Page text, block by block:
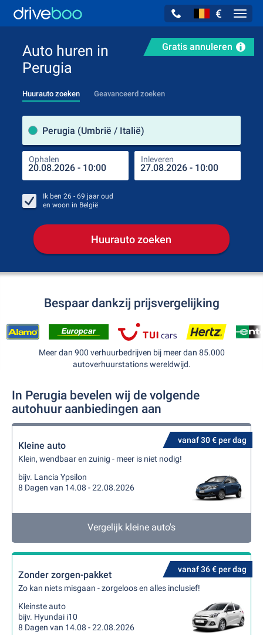
€
Gratis annuleren
Auto huren in
Perugia
Huurauto zoeken Geavanceerd zoeken
Perugia (Umbrië / Italië)
Ophalen Inleveren
Ik ben 26 - 69 jaar oud
en woon in België
Huurauto zoeken
Bespaar dankzij prijsvergelijking
Meer dan 900 verhuurbedrijven bij meer dan 85.000
autoverhuurstations wereldwijd.
In Perugia bevelen wij de volgende
autohuur aanbiedingen aan
vanaf 30 € per dag
Kleine auto
Klein, wendbaar en zuinig - meer is niet nodig!
bijv. Lancia Ypsilon
8 Dagen van 14.08 - 22.08.2026
Vergelijk kleine auto's
vanaf 36 € per dag
Zonder zorgen-pakket
Zo kan niets misgaan - zorgeloos en alles inclusief!
Kleinste auto
bijv. Hyundai i10
8 Dagen van 14.08 - 22.08.2026